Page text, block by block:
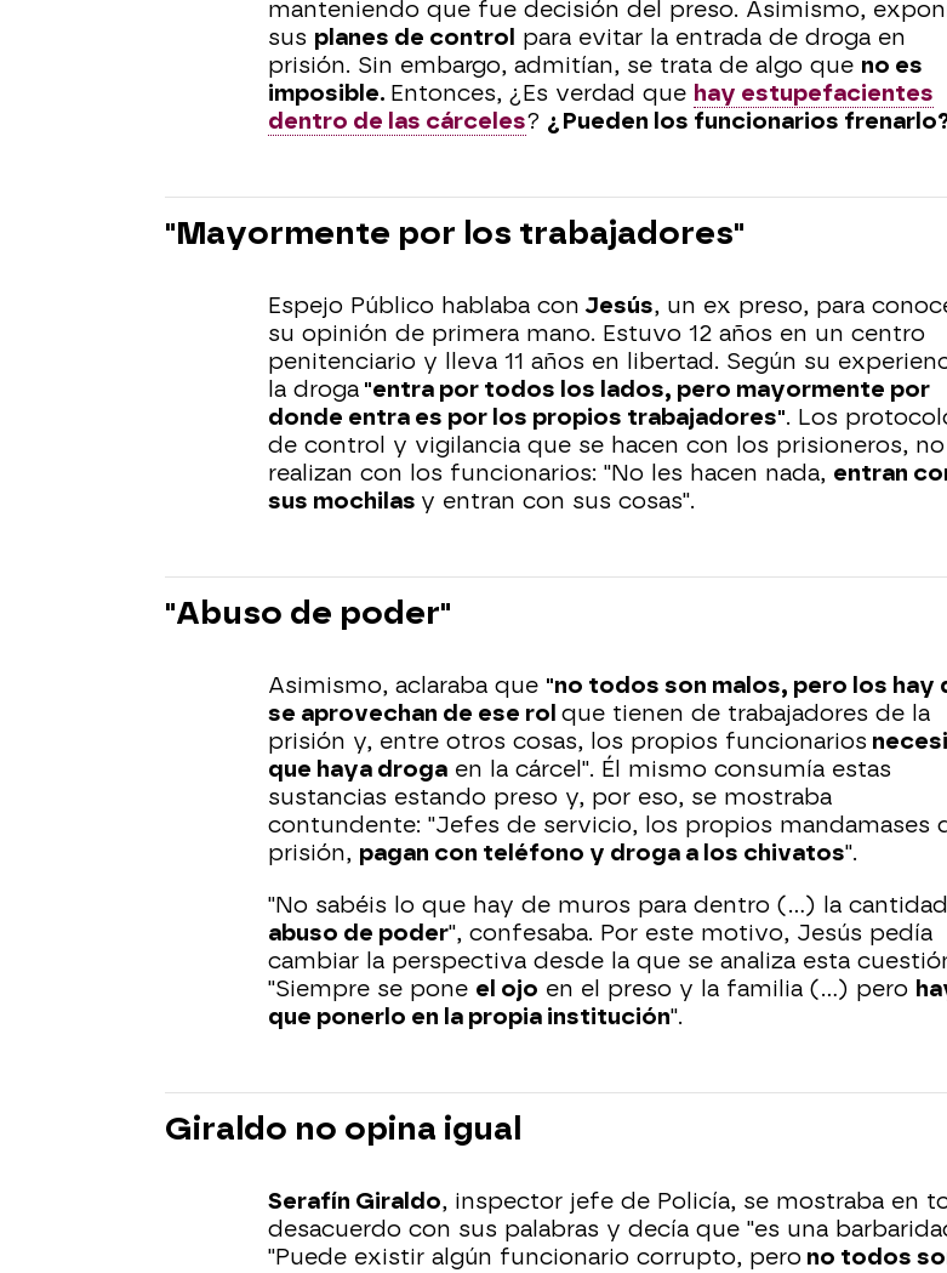
manteniendo que fue decisión del preso. Asimismo,
sus planes de control para evitar la entrada de droga en
prisión. Sin embargo, admitían, se trata de algo que no es
imposible. Entonces, ¿Es verdad que hay estupefacientes
dentro de las cárceles? ¿Pueden los funcionarios
"Mayormente por los trabajadores"
Espejo Público hablaba con Jesús, un ex preso, para
su opinión de primera mano. Estuvo 12 años en un centro
penitenciario y lleva 11 años en libertad. Según su
la droga "entra por todos los lados, pero mayormente por
donde entra es por los propios trabajadores". Los
de control y vigilancia que se hacen con los prisioneros,
realizan con los funcionarios: "No les hacen nada, entran
sus mochilas y entran con sus cosas".
"Abuso de poder"
Asimismo, aclaraba que "no todos son malos, pero los hay
se aprovechan de ese rol que tienen de trabajadores de la
prisión y, entre otros cosas, los propios funcionarios
que haya droga en la cárcel". Él mismo consumía estas
sustancias estando preso y, por eso, se mostraba
contundente: "Jefes de servicio, los propios mandamases
prisión, pagan con teléfono y droga a los chivatos".
"No sabéis lo que hay de muros para dentro (…) la
abuso de poder", confesaba. Por este motivo, Jesús pedía
cambiar la perspectiva desde la que se analiza esta
"Siempre se pone el ojo en el preso y la familia (…) pero
que ponerlo en la propia institución".
Giraldo no opina igual
Serafín Giraldo, inspector jefe de Policía, se mostraba en
desacuerdo con sus palabras y decía que "es una
"Puede existir algún funcionario corrupto, pero no todos